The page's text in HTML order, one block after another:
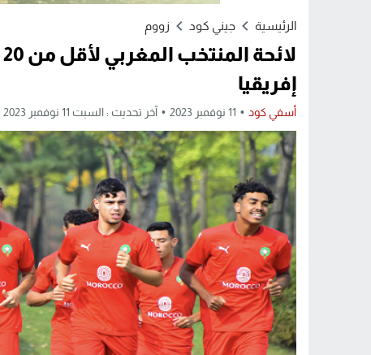
الرئيسية جيني كود زووم
إفريقيا
أسفي كود 11 نوفمبر 2023 آخر تحديث : السبت 11 نوفمبر 2023 - 8:14 مساءً